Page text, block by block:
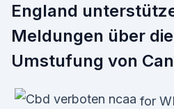
England
Meldungen über
Umstufung von
for